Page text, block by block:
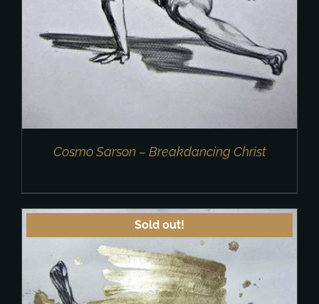
Cosmo Sarson – Breakdancing Christ
Sold out!